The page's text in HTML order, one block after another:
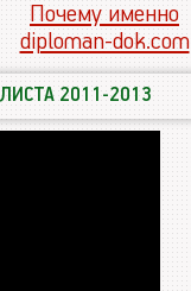
Почему именно
diploman-dok.com
2011-2013